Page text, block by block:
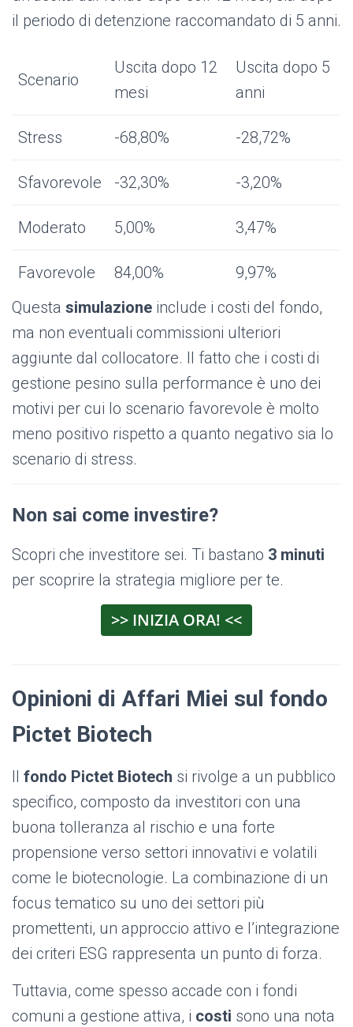
il periodo di detenzione raccomandato di 5 anni.
Scenario
Uscita dopo 12
mesi
Uscita dopo 5
anni
Stress -68,80% -28,72%
Sfavorevole -32,30% -3,20%
Moderato 5,00% 3,47%
Favorevole 84,00%
9,97%
Questa simulazione include i costi del fondo,
ma non eventuali commissioni ulteriori
aggiunte dal collocatore. Il fatto che i costi di
gestione pesino sulla performance è uno dei
motivi per cui lo scenario favorevole è molto
meno positivo rispetto a quanto negativo sia lo
scenario di stress.
Non sai come investire?
Scopri che investitore sei. Ti bastano 3 minuti
per scoprire la strategia migliore per te.
>> INIZIA ORA! <<
Opinioni di Affari Miei sul fondo
Pictet Biotech
Il fondo Pictet Biotech si rivolge a un pubblico
specifico, composto da investitori con una
buona tolleranza al rischio e una forte
propensione verso settori innovativi e volatili
come le biotecnologie. La combinazione di un
focus tematico su uno dei settori più
promettenti, un approccio attivo e l’integrazione
dei criteri ESG rappresenta un punto di forza.
Tuttavia, come spesso accade con i fondi
comuni a gestione attiva, i costi sono una nota